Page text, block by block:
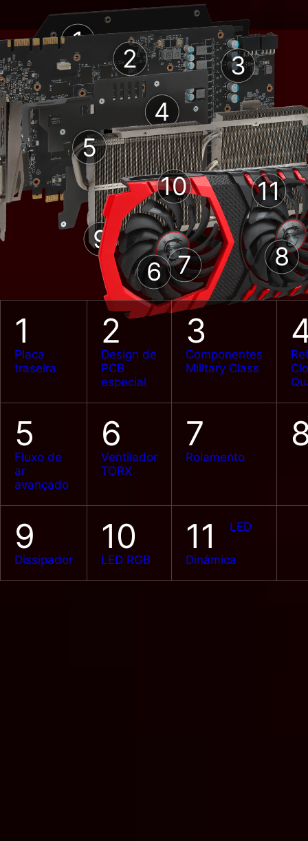
10 11
7
6
8
5
9
4
3
2
1
1
Placa
traseira
2
Design de
PCB
especial
3
Componentes
Military Class
5
Fluxo de
ar
avançado
6
Ventilador
TORX
7
Rolamento
9
Dissipador
10
LED RGB
11 LED
Dinâmica
CAPs
Super Ferrite
Chokes